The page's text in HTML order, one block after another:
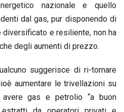
nazionale e quello
dal gas, pur disponendo di
e resiliente, non ha
degli aumenti di prezzo.
suggerisce di ri-tornare
aumentare le trivellazioni su
gas e petrolio “a buon